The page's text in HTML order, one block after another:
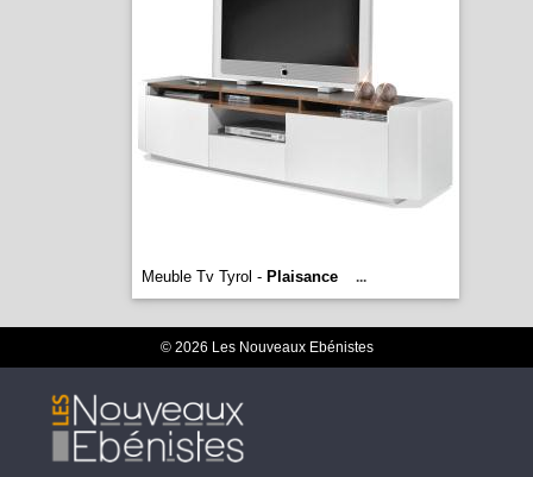
Meuble Tv Tyrol - Plaisance ...
© 2026 Les Nouveaux Ebénistes